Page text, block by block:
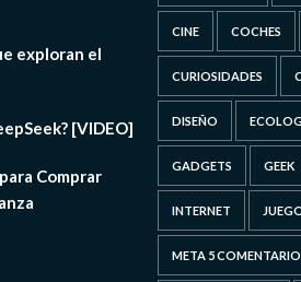
exploran el
[VIDEO]
Comprar
CINE COCHES
CURIOSIDADES
DISEÑO
GADGETS GEEK
INTERNET
META 5